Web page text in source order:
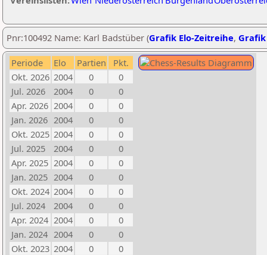
Pnr:100492 Name: Karl Badstüber (Grafik Elo-Zeitreihe,
Periode Elo Partien
Pkt.
Okt. 2026 2004 0
0
Jul. 2026
2004 0
0
Apr. 2026 2004 0
0
Jan. 2026 2004 0
0
Okt. 2025 2004 0
0
Jul. 2025
2004 0
0
Apr. 2025 2004 0
0
Jan. 2025 2004 0
0
Okt. 2024 2004 0
0
Jul. 2024
2004 0
0
Apr. 2024 2004 0
0
Jan. 2024 2004 0
0
Okt. 2023 2004 0
0